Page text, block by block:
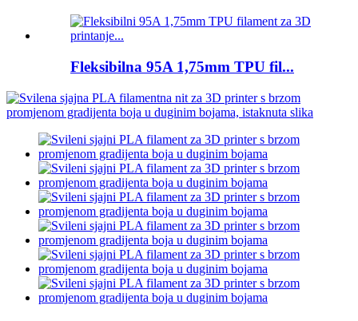
Fleksibilna 95A 1,75mm TPU fil...